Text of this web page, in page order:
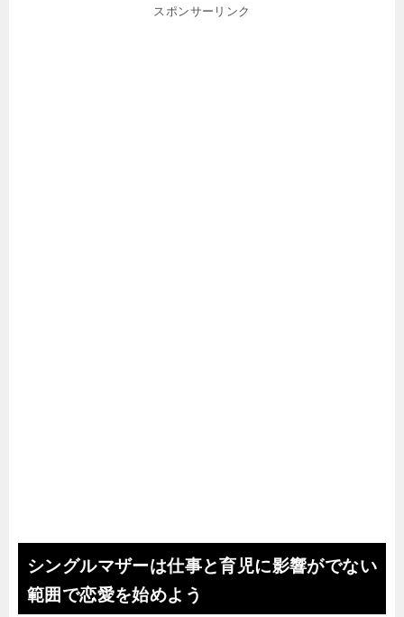
スポンサーリンク
シングルマザーは仕事と育児に影響がでない
範囲で恋愛を始めよう